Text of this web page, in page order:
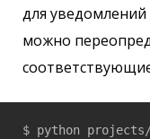
для
можно
$ python